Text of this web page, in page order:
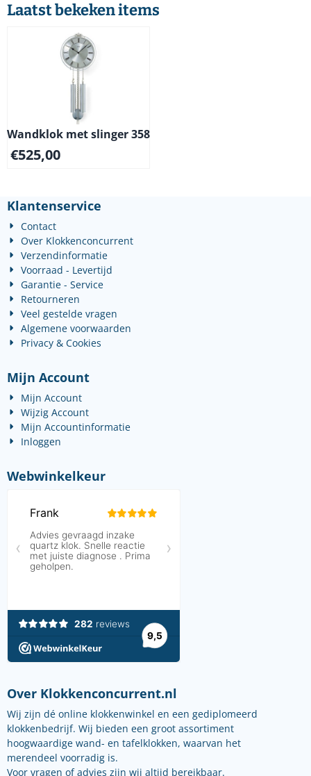
Laatst bekeken items
Wandklok met slinger 358
€525,00
Klantenservice
Contact
Over Klokkenconcurrent
Verzendinformatie
Voorraad - Levertijd
Garantie - Service
Retourneren
Veel gestelde vragen
Algemene voorwaarden
Privacy & Cookies
Mijn Account
Mijn Account
Wijzig Account
Mijn Accountinformatie
Inloggen
Webwinkelkeur
Over Klokkenconcurrent.nl
Wij zijn dé online klokkenwinkel en een gediplomeerd
klokkenbedrijf. Wij bieden een groot assortiment
hoogwaardige wand- en tafelklokken, waarvan het
merendeel voorradig is.
Voor vragen of advies zijn wij altijd bereikbaar.